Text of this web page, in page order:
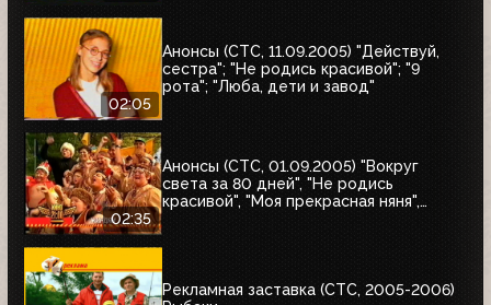
02:05
Анонсы (СТС, 11.09.2005) "Действуй,
сестра"; "Не родись красивой"; "9
рота"; "Люба, дети и завод"
02:35
Анонсы (СТС, 01.09.2005) "Вокруг
света за 80 дней", "Не родись
красивой", "Моя прекрасная няня",
Рекламная заставка (СТС, 2005-2006)